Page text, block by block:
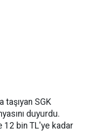
taşıyan SGK
duyurdu.
12 bin TL'ye kadar